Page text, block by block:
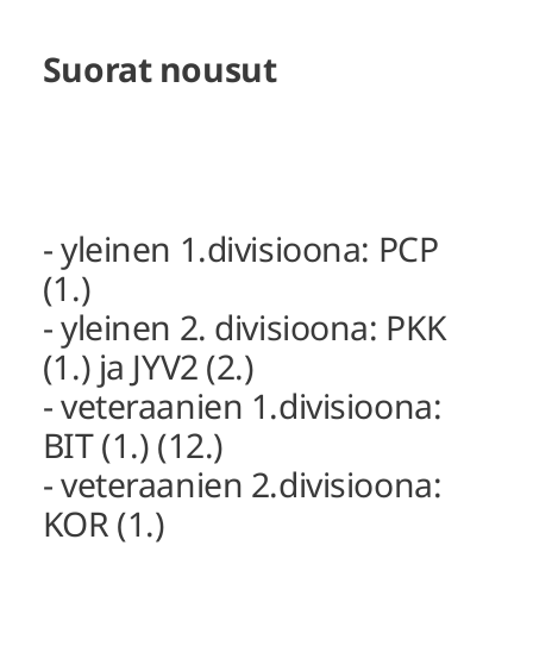
Suorat nousut
- yleinen 1.divisioona: PCP
(1.)
- yleinen 2. divisioona: PKK
(1.) ja JYV2 (2.)
- veteraanien 1.divisioona:
BIT (1.) (12.)
- veteraanien 2.divisioona:
KOR (1.)